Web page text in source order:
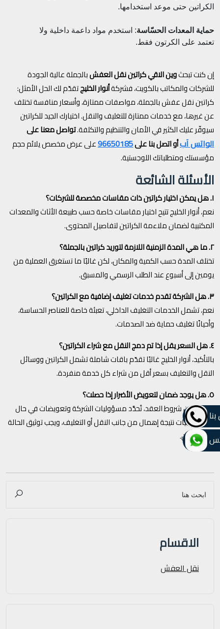
الكراتين حتى موعد استخدامها.
حماية المعدات الحسّاسة: استخدم مواد داعمة داخلية ولا
تعتمد على الكرتون فقط.
إن كنت تبحثوين الاقي كراتين نقل العفشبالجملة عالية الجودة
للشركات والمكاتب بالكويت، فشركةأنوار الخليجتقدّم لك الحل الأمثل:
كراتين نقل عفش بالجملة، مواصفات ممتازة، وأسعار منافسة تختلف
عن غيرها، مع خدمات ممتازة للتغليف والنقل. اختيارك الجيد للكراتين
سيوفّر عليك الكثير في الأمان والتنظيم والتكلفة.تواصل معنا على
الواتس آبأو اتصل بنا على96650185على عرض مخصص يلائم حجم
مؤسستك ومتطلباتك اللوجستية.
الأسئلة الشائعة
١. هل يمكن اختيار كراتين ذات مقاسات مخصصة للشركات؟
نعم، أنوار الخليج تتيح اختيار مقاسات خاصة حسب طبيعة الأثاث والمعدات
المكتبية لضمان ملاءمة الكراتين لتفاصيل المحتوى.
٢. ما هي المدة الزمنية اللازمة لتوريد كراتين بالجملة؟
تختلف المدة حسب الكمية والمكان، لكن غالبًا ما تستغرق العملية من
يومين إلى أسبوع عند الطلب الرسمي والمسبق.
٣. هل الشركة تقدم خدمات تغليف إضافية مع الكراتين؟
نعم، تشمل الخدمات التغليف الداخلي، تعبئة خاصة للعناصر الحساسة،
وأحيانًا تغليف حماية ضد الصدمات.
٤. هل السعر يقل إذا تم دمج النقل مع شراء الكراتين؟
بالتأكيد، أنوار الخليج غالبًا تقدّم باقات شاملة تشمل الكراتين ووسائل
النقل والتغليف بسعر أقل من شراء كل خدمة منفردة.
٥. هل يوجد ضمان لتعويض الأضرار إذا حصلت؟
نعم، ضمن شروط العقد، تُحدَّد مسؤوليات الشركة وتعويضات في حال
حدوث تلفيات نتيجة إهمال من جانب النقل أو التغليف، ويجب توثيق الحالة
قبل الشحن.
الاقسام
نقل العفش